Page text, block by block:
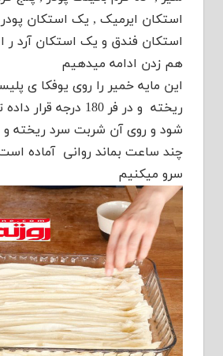
استکان ایرمیک , یک استکان
استکان فندق و یک استکان آرد ر
هم زدن ادامه میدهیم
این مایه خمیر را روی یوفکا ی
ریخته و در فر 180 درجه
شود و روی آن شربت سرد ریخته و
چند ساعت بماند روانی آماده
سرو میکنیم